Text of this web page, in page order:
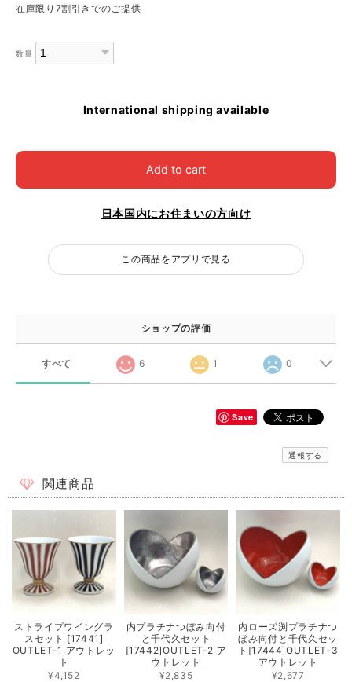
在庫限り7割引きでのご提供
数量
International shipping available
Add to cart
日本国内にお住まいの方向け
この商品をアプリで見る
ショップの評価
すべて 6 1 0
Save
通報する
関連商品
ストライプワイングラ
スセット [17441]
OUTLET-1 アウトレッ
ト
¥4,152
内プラチナつぼみ向付
と千代久セット
[17442]OUTLET-2 ア
ウトレット
¥2,835
内ローズ渕プラチナつ
ぼみ向付と千代久セッ
ト[17444]OUTLET-3
アウトレット
¥2,677